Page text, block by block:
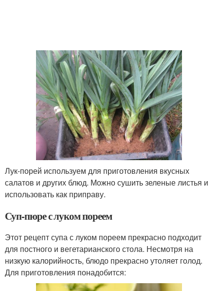
Лук-порей используем для приготовления вкусных
салатов и других блюд. Можно сушить зеленые листья и
использовать как приправу.
Суп-пюре с луком пореем
Этот рецепт супа с луком пореем прекрасно подходит
для постного и вегетарианского стола. Несмотря на
низкую калорийность, блюдо прекрасно утоляет голод.
Для приготовления понадобится: